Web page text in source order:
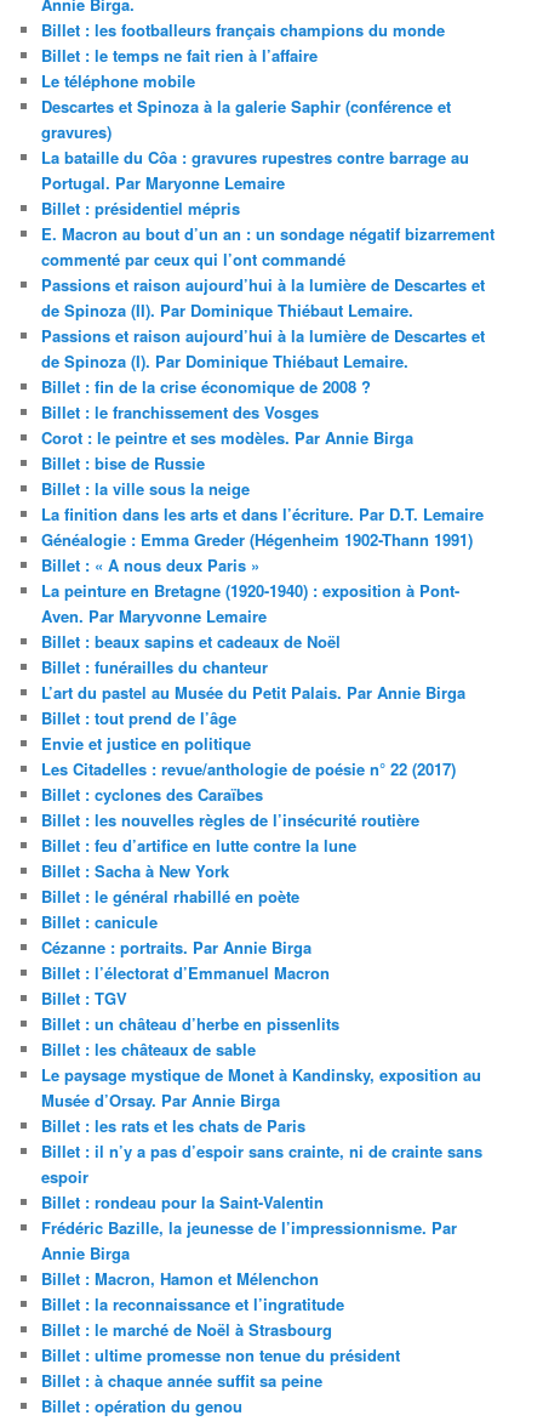
Billet : les footballeurs français champions du monde
Billet : le temps ne fait rien à l’affaire
Le téléphone mobile
Descartes et Spinoza à la galerie Saphir (conférence et
gravures)
La bataille du Côa : gravures rupestres contre barrage au
Portugal. Par Maryonne Lemaire
Billet : présidentiel mépris
E. Macron au bout d’un an : un sondage négatif bizarrement
commenté par ceux qui l’ont commandé
Passions et raison aujourd’hui à la lumière de Descartes et
de Spinoza (II). Par Dominique Thiébaut Lemaire.
Passions et raison aujourd’hui à la lumière de Descartes et
de Spinoza (I). Par Dominique Thiébaut Lemaire.
Billet : fin de la crise économique de 2008 ?
Billet : le franchissement des Vosges
Corot : le peintre et ses modèles. Par Annie Birga
Billet : bise de Russie
Billet : la ville sous la neige
La finition dans les arts et dans l’écriture. Par D.T. Lemaire
Généalogie : Emma Greder (Hégenheim 1902-Thann 1991)
Billet : « A nous deux Paris »
La peinture en Bretagne (1920-1940) : exposition à Pont-
Aven. Par Maryvonne Lemaire
Billet : beaux sapins et cadeaux de Noël
Billet : funérailles du chanteur
L’art du pastel au Musée du Petit Palais. Par Annie Birga
Billet : tout prend de l’âge
Envie et justice en politique
Les Citadelles : revue/anthologie de poésie n° 22 (2017)
Billet : cyclones des Caraïbes
Billet : les nouvelles règles de l’insécurité routière
Billet : feu d’artifice en lutte contre la lune
Billet : Sacha à New York
Billet : le général rhabillé en poète
Billet : canicule
Cézanne : portraits. Par Annie Birga
Billet : l’électorat d’Emmanuel Macron
Billet : TGV
Billet : un château d’herbe en pissenlits
Billet : les châteaux de sable
Le paysage mystique de Monet à Kandinsky, exposition au
Musée d’Orsay. Par Annie Birga
Billet : les rats et les chats de Paris
Billet : il n’y a pas d’espoir sans crainte, ni de crainte sans
espoir
Billet : rondeau pour la Saint-Valentin
Frédéric Bazille, la jeunesse de l’impressionnisme. Par
Annie Birga
Billet : Macron, Hamon et Mélenchon
Billet : la reconnaissance et l’ingratitude
Billet : le marché de Noël à Strasbourg
Billet : ultime promesse non tenue du président
Billet : à chaque année suffit sa peine
Billet : opération du genou